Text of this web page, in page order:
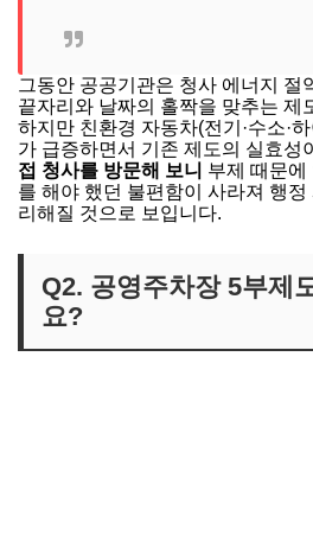
그동안 공공기관은 청사 에너지 절
끝자리와 날짜의 홀짝을 맞추는 제
하지만 친환경 자동차(전기·수소·
가 급증하면서 기존 제도의 실효성
접 청사를 방문해 보니 부제 때문에
를 해야 했던 불편함이 사라져 행정
리해질 것으로 보입니다.
Q2. 공영주차장 5부제
요?